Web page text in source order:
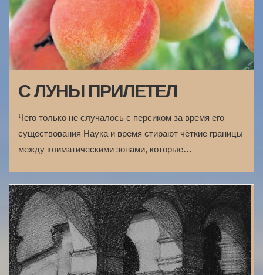
С ЛУНЫ ПРИЛЕТЕЛ
Чего только не случалось с персиком за время его
существования Наука и время стирают чёткие границы
между климатическими зонами, которые…